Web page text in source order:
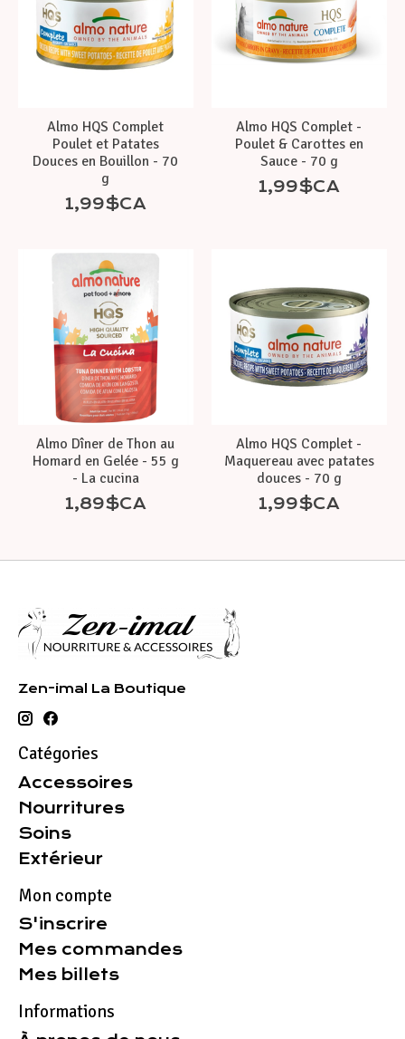
Almo HQS Complet
Poulet et Patates
Douces en Bouillon - 70
g
1,99$CA
Almo HQS Complet -
Poulet & Carottes en
Sauce - 70 g
1,99$CA
Almo Dîner de Thon au
Homard en Gelée - 55 g
- La cucina
1,89$CA
Almo HQS Complet -
Maquereau avec patates
douces - 70 g
1,99$CA
Zen-imal La Boutique
Catégories
Accessoires
Nourritures
Soins
Extérieur
Mon compte
S'inscrire
Mes commandes
Mes billets
Informations